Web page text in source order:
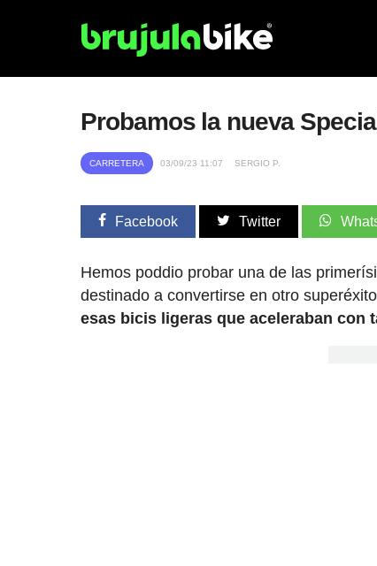
Probamos la nueva
CARRETERA 03/09/23 11:07 SERGIO P.
Facebook Twitter
Hemos poddio probar una de las
destinado a convertirse en otro
esas bicis ligeras que aceleraban con